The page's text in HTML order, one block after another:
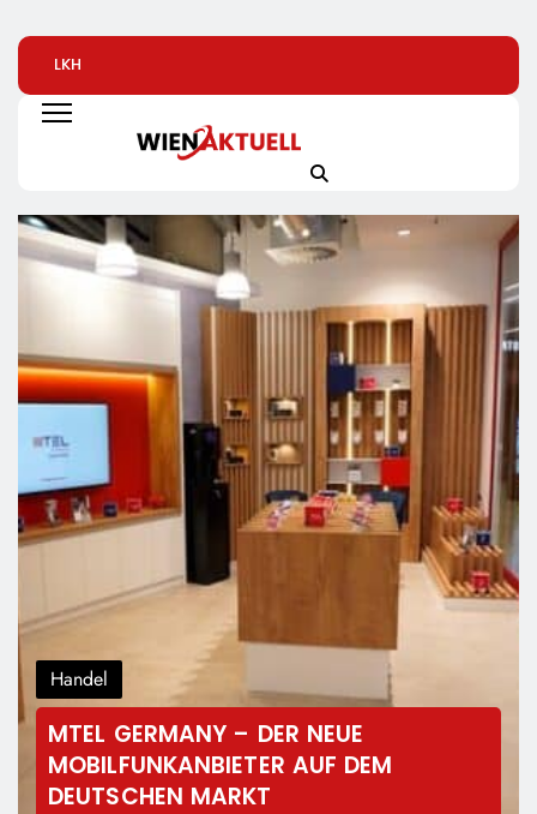
LKH
Krankenversicherung
Dreifach
Ausgezeichnet
Pizzeria: Gustavo
Innovationsprojekt
„Gustavomat“ An Den
Insolvenzen Sind
Handel
MTEL GERMANY – DER NEUE
MOBILFUNKANBIETER AUF DEM
DEUTSCHEN MARKT